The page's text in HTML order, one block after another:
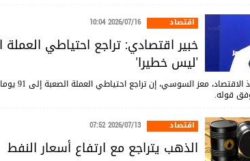
اقتصاد 2026/07/16 10:04
خبير اقتصادي: تراجع احتياطي
'ليس خطيرا'
قال الخبير
قوله.
اقتصاد 2026/07/13 07:52
الذهب يتراجع مع ارتفاع أسعار النفط